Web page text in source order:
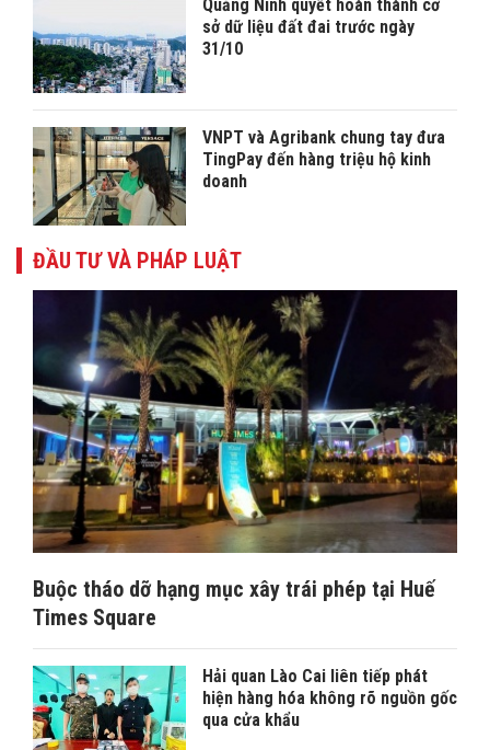
Quảng Ninh quyết hoàn thành cơ
sở dữ liệu đất đai trước ngày
31/10
VNPT và Agribank chung tay đưa
TingPay đến hàng triệu hộ kinh
doanh
ĐẦU TƯ VÀ PHÁP LUẬT
Buộc tháo dỡ hạng mục xây trái phép tại Huế
Times Square
Hải quan Lào Cai liên tiếp phát
hiện hàng hóa không rõ nguồn gốc
qua cửa khẩu